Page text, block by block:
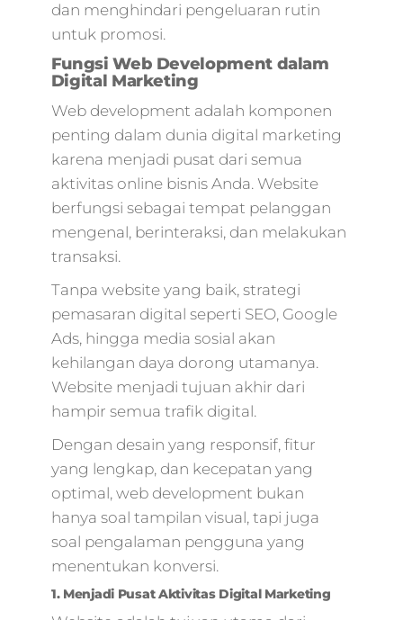
dan menghindari pengeluaran rutin
untuk promosi.
Fungsi Web Development dalam
Digital Marketing
Web development adalah komponen
penting dalam dunia digital marketing
karena menjadi pusat dari semua
aktivitas online bisnis Anda. Website
berfungsi sebagai tempat pelanggan
mengenal, berinteraksi, dan melakukan
transaksi.
Tanpa website yang baik, strategi
pemasaran digital seperti SEO, Google
Ads, hingga media sosial akan
kehilangan daya dorong utamanya.
Website menjadi tujuan akhir dari
hampir semua trafik digital.
Dengan desain yang responsif, fitur
yang lengkap, dan kecepatan yang
optimal, web development bukan
hanya soal tampilan visual, tapi juga
soal pengalaman pengguna yang
menentukan konversi.
1. Menjadi Pusat Aktivitas Digital Marketing